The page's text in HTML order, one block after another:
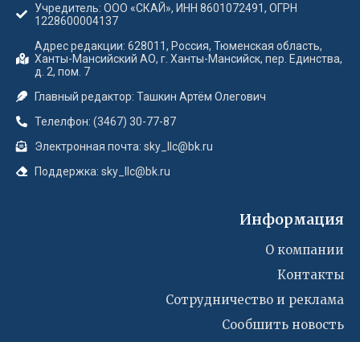
Учредитель: ООО «СКАЙ», ИНН 8601072491, ОГРН
1228600004137
Адрес редакции: 628011, Россия, Тюменская область,
Ханты-Мансийский АО, г. Ханты-Мансийск, пер. Единства,
д. 2, пом. 7
Главный редактор: Ташкин Артём Олегович
Телелфон: (3467) 30-77-87
Электронная почта: sky_llc@bk.ru
Поддержка: sky_llc@bk.ru
Информация
О компании
Контакты
Сотрудничество и реклама
Сообшить новость